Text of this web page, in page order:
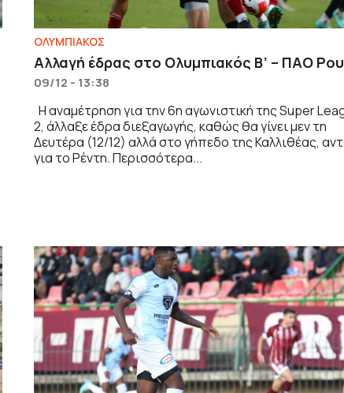
ΟΛΥΜΠΙΑΚΟΣ
Αλλαγή έδρας στο Ολυμπιακός Β’ – ΠΑΟ
09/12 - 13:38
Η αναμέτρηση για την 6η αγωνιστική της Super
2, άλλαξε έδρα διεξαγωγής, καθώς θα γίνει μεν τη
Δευτέρα (12/12) αλλά στο γήπεδο της Καλλιθέας,
για το Ρέντη. Περισσότερα...